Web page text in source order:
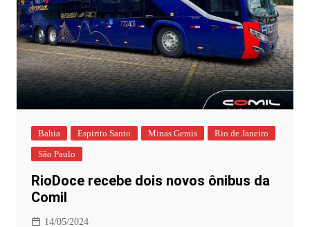
Bahia Espirito Santo Minas Gerais
Rio de Janeiro
São Paulo
RioDoce recebe dois novos ônibus da
Comil
14/05/2024